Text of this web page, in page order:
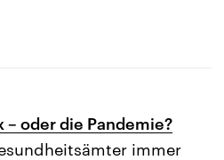
oder die Pandemie?
immer